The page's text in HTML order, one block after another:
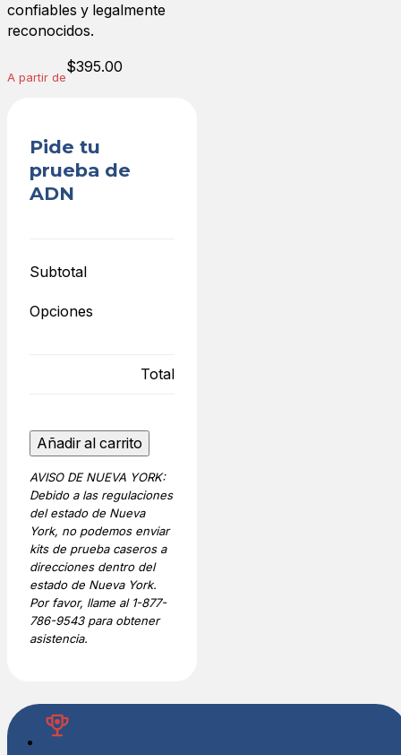
confiables y legalmente
reconocidos.
A partir de
$395.00
Pide tu
prueba de
ADN
Subtotal
Opciones
Total
Legal
Family
Reconstruction
DNA
Test
cantidad
Añadir al carrito
AVISO DE NUEVA YORK:
Debido a las regulaciones
del estado de Nueva
York, no podemos enviar
kits de prueba caseros a
direcciones dentro del
estado de Nueva York.
Por favor, llame al 1-877-
786-9543 para obtener
asistencia.